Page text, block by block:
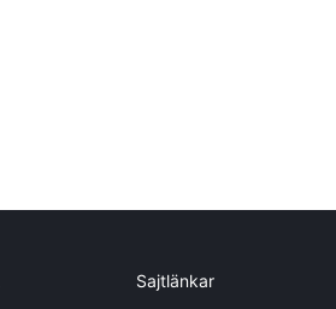
Sajtlänkar